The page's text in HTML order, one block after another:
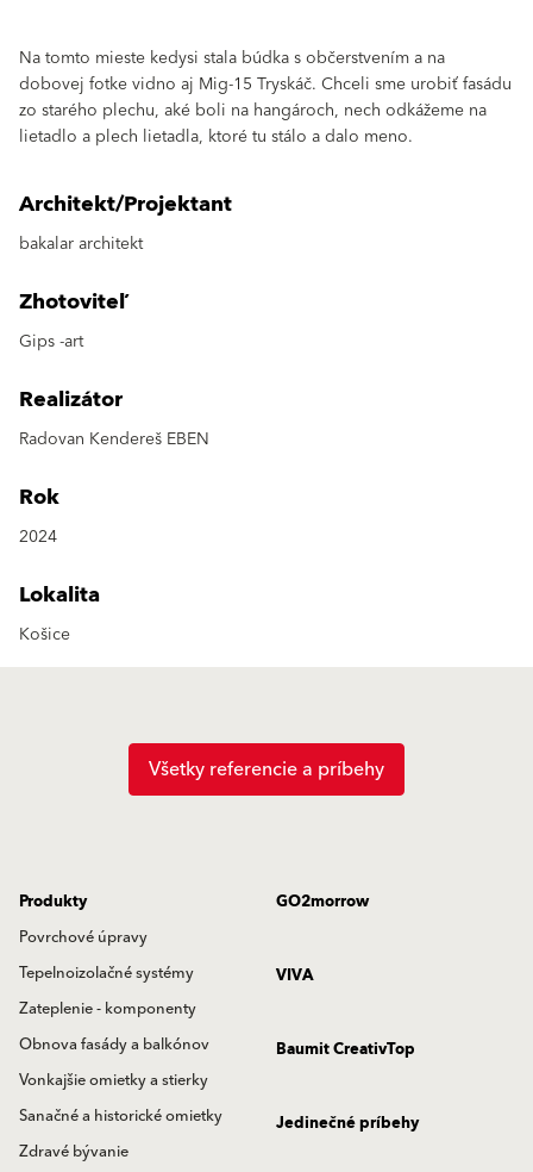
Na tomto mieste kedysi stala búdka s občerstvením a na
dobovej fotke vidno aj Mig-15 Tryskáč. Chceli sme urobiť fasádu
zo starého plechu, aké boli na hangároch, nech odkážeme na
lietadlo a plech lietadla, ktoré tu stálo a dalo meno.
Architekt/Projektant
bakalar architekt
Zhotoviteľ
Gips -art
Realizátor
Radovan Kendereš EBEN
Rok
2024
Lokalita
Košice
Všetky referencie a príbehy
Produkty
Povrchové úpravy
Tepelnoizolačné systémy
Zateplenie - komponenty
Obnova fasády a balkónov
Vonkajšie omietky a stierky
Sanačné a historické omietky
Zdravé bývanie
GO2morrow
VIVA
Baumit CreativTop
Jedinečné príbehy